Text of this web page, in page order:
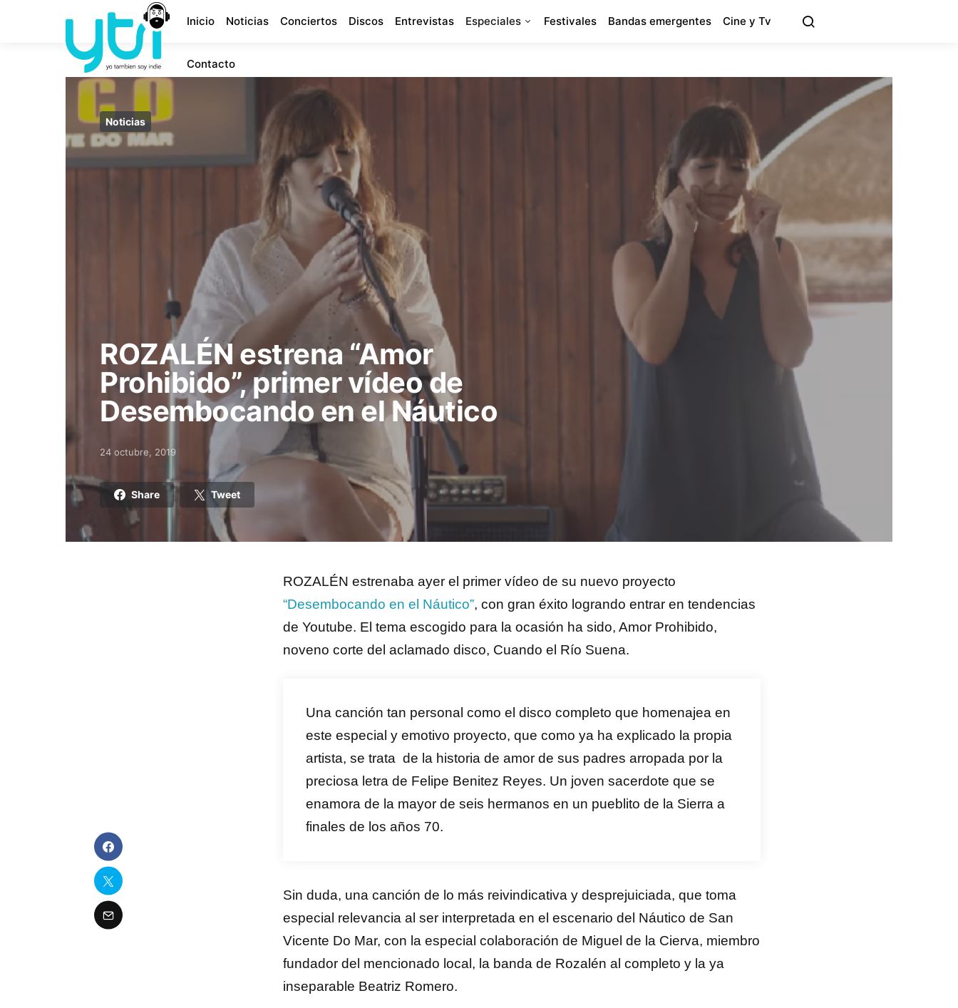
Inicio Noticias Conciertos Discos Entrevistas Especiales Festivales Bandas emergentes Cine y Tv
Contacto
Noticias
ROZALÉN estrena “Amor
Prohibido”, primer vídeo de
Desembocando en el Náutico
Posted on
24 octubre, 2019
Share Tweet
ROZALÉN estrenaba ayer el primer vídeo de su nuevo proyecto
“Desembocando en el Náutico”, con gran éxito logrando entrar en tendencias
de Youtube. El tema escogido para la ocasión ha sido, Amor Prohibido,
noveno corte del aclamado disco, Cuando el Río Suena.
Una canción tan personal como el disco completo que homenajea en
este especial y emotivo proyecto, que como ya ha explicado la propia
artista, se trata de la historia de amor de sus padres arropada por la
preciosa letra de Felipe Benitez Reyes. Un joven sacerdote que se
enamora de la mayor de seis hermanos en un pueblito de la Sierra a
finales de los años 70.
Sin duda, una canción de lo más reivindicativa y desprejuiciada, que toma
especial relevancia al ser interpretada en el escenario del Náutico de San
Vicente Do Mar, con la especial colaboración de Miguel de la Cierva, miembro
fundador del mencionado local, la banda de Rozalén al completo y la ya
inseparable Beatriz Romero.